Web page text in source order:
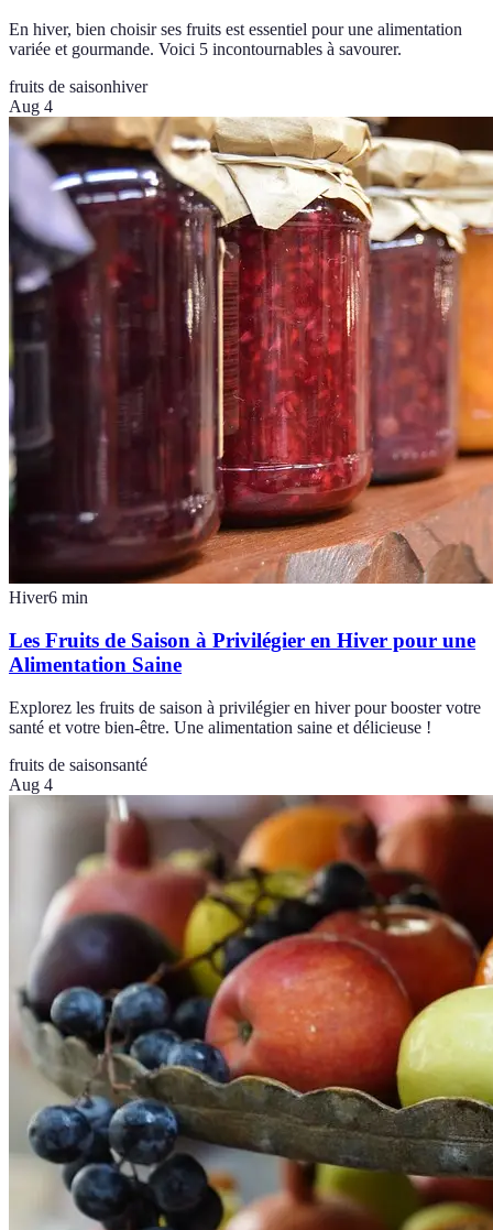
En hiver, bien choisir ses fruits est essentiel pour une alimentation
variée et gourmande. Voici 5 incontournables à savourer.
fruits de saisonhiver
Aug 4
Hiver6 min
Les Fruits de Saison à Privilégier en Hiver pour une
Alimentation Saine
Explorez les fruits de saison à privilégier en hiver pour booster votre
santé et votre bien-être. Une alimentation saine et délicieuse !
fruits de saisonsanté
Aug 4